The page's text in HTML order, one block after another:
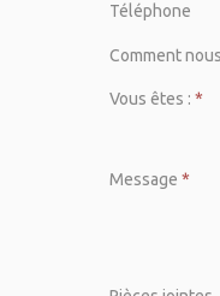
Téléphone
Comment
Vous êtes : *
Message *